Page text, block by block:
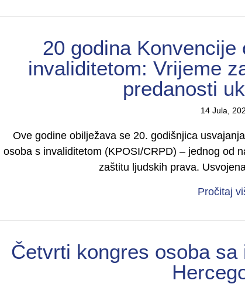
20 godina
invaliditetom: Vrijeme
predanosti
14 Jula,
Ove godine obilježava se 20. godišnjica
osoba s invaliditetom (KPOSI/CRPD) – jednog od
zaštitu ljudskih prava.
Pročitaj
Četvrti kongres osoba